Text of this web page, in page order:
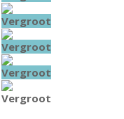
Vergroot
Vergroot
Vergroot
Vergroot